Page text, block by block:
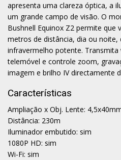
apresenta uma clareza óptica, a
um grande campo de visão. O
Bushnell Equinox Z2 permite que
metros de distância, dia ou
infravermelho potente. Transmita
telemóvel e controle zoom,
imagem e brilho IV directamente
Características
Ampliação x Obj. Lente:
Distância: 230m
Iluminador embutido: sim
1080P HD: sim
Wi-Fi: sim